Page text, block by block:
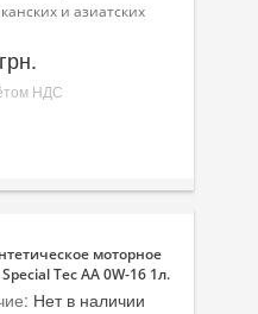
и азиатских
НДС
моторное
Tec AA 0W-16 1л.
Нет в наличии